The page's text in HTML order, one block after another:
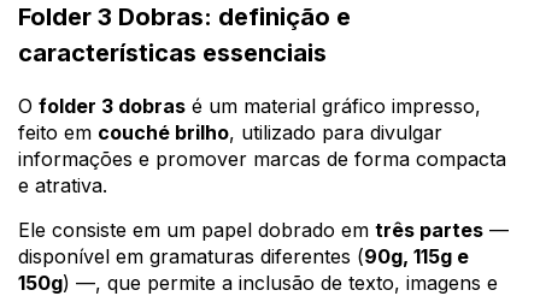
Folder 3 Dobras: definição e
características essenciais
O folder 3 dobras é um material gráfico impresso,
feito em couché brilho, utilizado para divulgar
informações e promover marcas de forma compacta
e atrativa.
Ele consiste em um papel dobrado em três partes —
disponível em gramaturas diferentes (90g, 115g e
150g) —, que permite a inclusão de texto, imagens e